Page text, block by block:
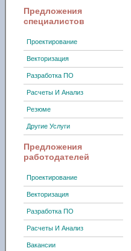
Предложения
специалистов
Проектирование
Векторизация
Разработка ПО
Расчеты И Анализ
Резюме
Другие Услуги
Предложения
работодателей
Проектирование
Векторизация
Разработка ПО
Расчеты И Анализ
Вакансии